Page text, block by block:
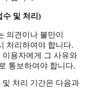
수 및 처리)
의견이나 불만이
처리하여야 합니다.
용자에게 그 사유와
통보하여야 합니다.
처리 기간은 다음과